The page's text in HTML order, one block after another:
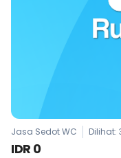
Jasa Sedot WC Dilihat:
IDR 0